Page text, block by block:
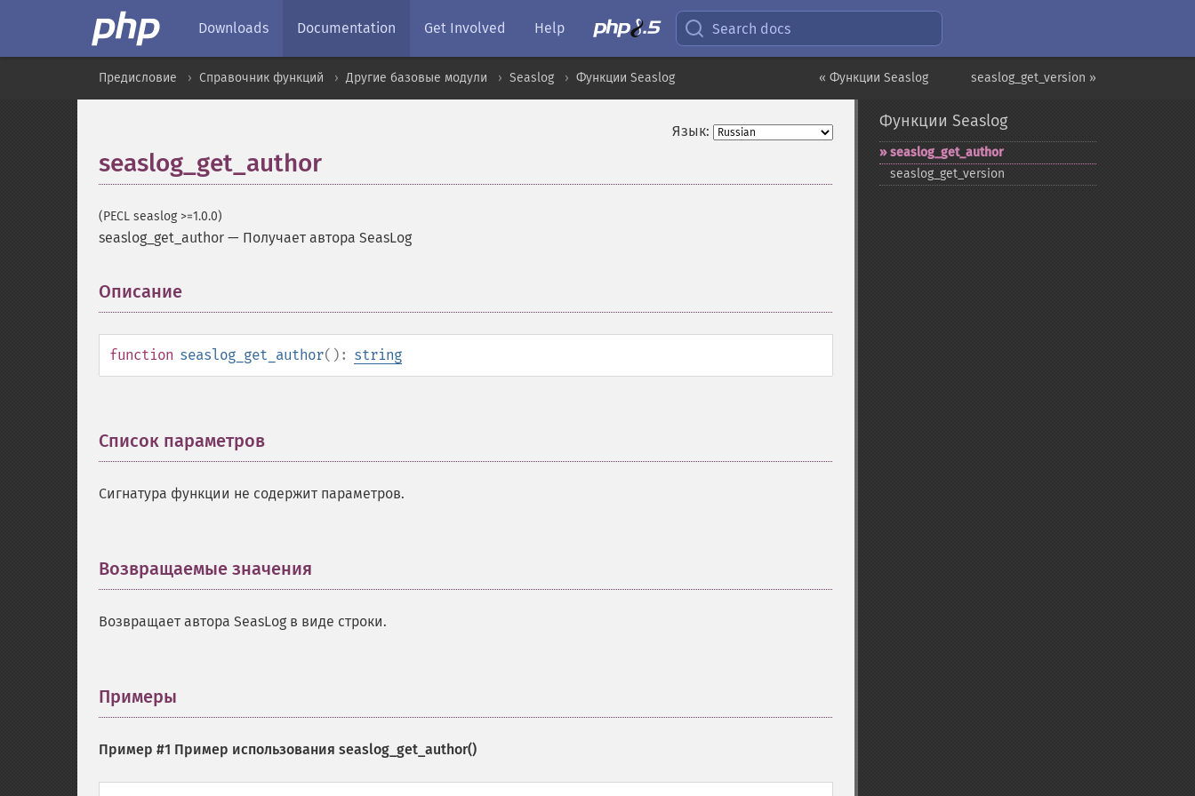
Downloads Documentation Get Involved Help Search docs
seaslog_get_version »
« Функции Seaslog
Предисловие Справочник функций Другие базовые модули Seaslog Функции Seaslog
Язык:
seaslog_get_author
(PECL seaslog >=1.0.0)
seaslog_get_author — Получает автора SeasLog
Описание
function seaslog_get_author(): string
Список параметров
Сигнатура функции не содержит параметров.
Возвращаемые значения
Возвращает автора SeasLog в виде строки.
Примеры
Пример #1 Пример использования seaslog_get_author()
Функции Seaslog
seaslog_​get_​author
seaslog_​get_​version